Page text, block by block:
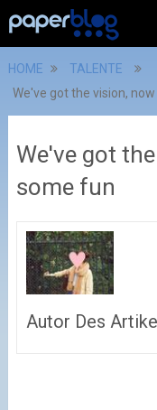
HOME
TALENTE
We've got the vision,
We've got
some fun
Autor Des